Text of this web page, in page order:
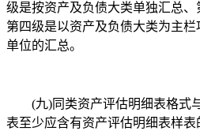
级是按资产及负债大类单独汇总、
第四级是以资产及负债大类为主
单位的汇总。
(九)同类资产评估明细表格式
表至少应含有资产评估明细表样